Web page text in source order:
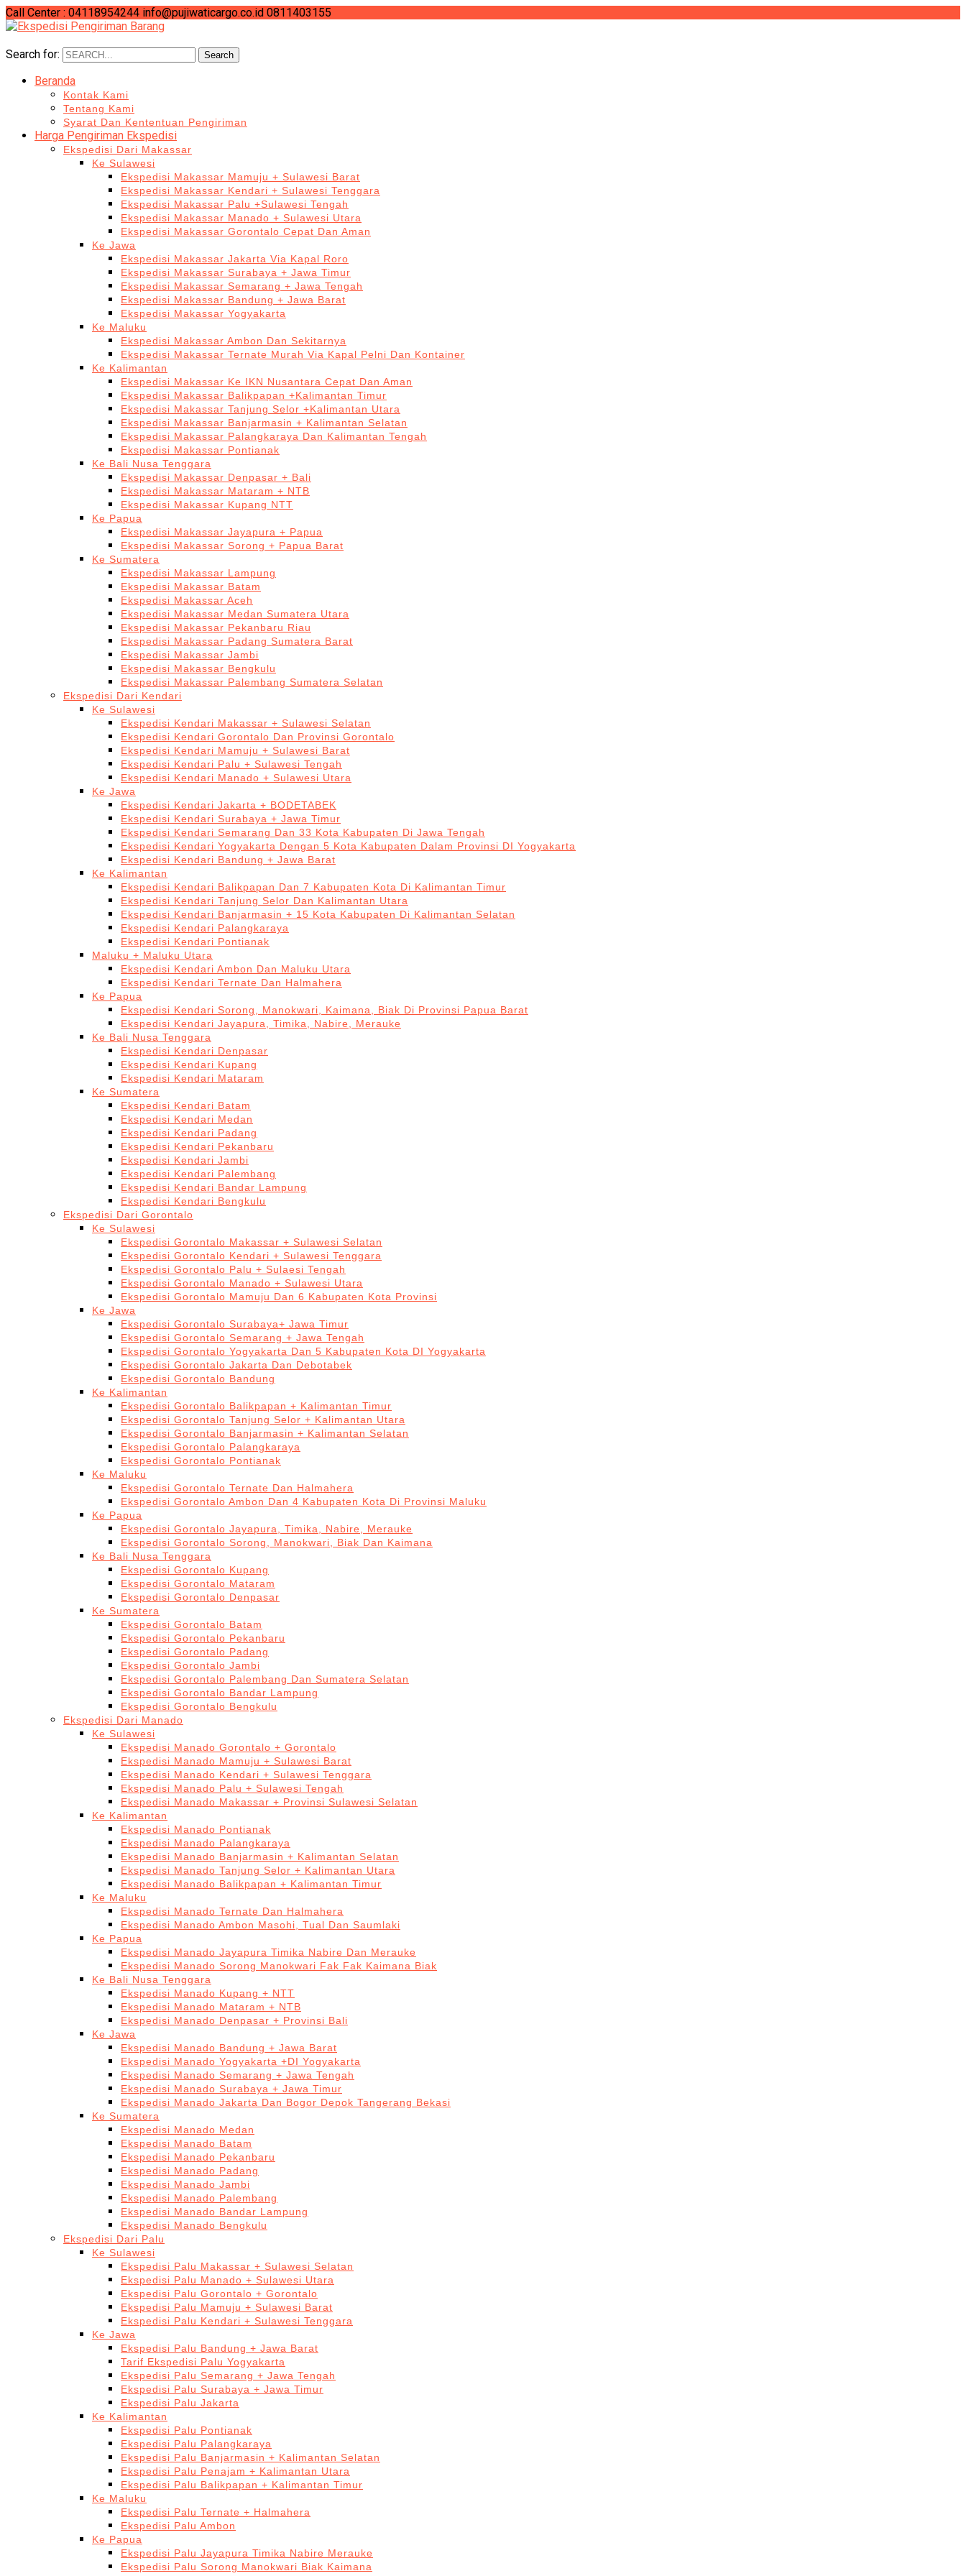
Call Center : 04118954244 info@pujiwaticargo.co.id 0811403155
Search for: Search
Beranda
Kontak Kami
Tentang Kami
Syarat Dan Kententuan Pengiriman
Harga Pengiriman Ekspedisi
Ekspedisi Dari Makassar
Ke Sulawesi
Ekspedisi Makassar Mamuju + Sulawesi Barat
Ekspedisi Makassar Kendari + Sulawesi Tenggara
Ekspedisi Makassar Palu +Sulawesi Tengah
Ekspedisi Makassar Manado + Sulawesi Utara
Ekspedisi Makassar Gorontalo Cepat Dan Aman
Ke Jawa
Ekspedisi Makassar Jakarta Via Kapal Roro
Ekspedisi Makassar Surabaya + Jawa Timur
Ekspedisi Makassar Semarang + Jawa Tengah
Ekspedisi Makassar Bandung + Jawa Barat
Ekspedisi Makassar Yogyakarta
Ke Maluku
Ekspedisi Makassar Ambon Dan Sekitarnya
Ekspedisi Makassar Ternate Murah Via Kapal Pelni Dan Kontainer
Ke Kalimantan
Ekspedisi Makassar Ke IKN Nusantara Cepat Dan Aman
Ekspedisi Makassar Balikpapan +Kalimantan Timur
Ekspedisi Makassar Tanjung Selor +Kalimantan Utara
Ekspedisi Makassar Banjarmasin + Kalimantan Selatan
Ekspedisi Makassar Palangkaraya Dan Kalimantan Tengah
Ekspedisi Makassar Pontianak
Ke Bali Nusa Tenggara
Ekspedisi Makassar Denpasar + Bali
Ekspedisi Makassar Mataram + NTB
Ekspedisi Makassar Kupang NTT
Ke Papua
Ekspedisi Makassar Jayapura + Papua
Ekspedisi Makassar Sorong + Papua Barat
Ke Sumatera
Ekspedisi Makassar Lampung
Ekspedisi Makassar Batam
Ekspedisi Makassar Aceh
Ekspedisi Makassar Medan Sumatera Utara
Ekspedisi Makassar Pekanbaru Riau
Ekspedisi Makassar Padang Sumatera Barat
Ekspedisi Makassar Jambi
Ekspedisi Makassar Bengkulu
Ekspedisi Makassar Palembang Sumatera Selatan
Ekspedisi Dari Kendari
Ke Sulawesi
Ekspedisi Kendari Makassar + Sulawesi Selatan
Ekspedisi Kendari Gorontalo Dan Provinsi Gorontalo
Ekspedisi Kendari Mamuju + Sulawesi Barat
Ekspedisi Kendari Palu + Sulawesi Tengah
Ekspedisi Kendari Manado + Sulawesi Utara
Ke Jawa
Ekspedisi Kendari Jakarta + BODETABEK
Ekspedisi Kendari Surabaya + Jawa Timur
Ekspedisi Kendari Semarang Dan 33 Kota Kabupaten Di Jawa Tengah
Ekspedisi Kendari Yogyakarta Dengan 5 Kota Kabupaten Dalam Provinsi DI Yogyakarta
Ekspedisi Kendari Bandung + Jawa Barat
Ke Kalimantan
Ekspedisi Kendari Balikpapan Dan 7 Kabupaten Kota Di Kalimantan Timur
Ekspedisi Kendari Tanjung Selor Dan Kalimantan Utara
Ekspedisi Kendari Banjarmasin + 15 Kota Kabupaten Di Kalimantan Selatan
Ekspedisi Kendari Palangkaraya
Ekspedisi Kendari Pontianak
Maluku + Maluku Utara
Ekspedisi Kendari Ambon Dan Maluku Utara
Ekspedisi Kendari Ternate Dan Halmahera
Ke Papua
Ekspedisi Kendari Sorong, Manokwari, Kaimana, Biak Di Provinsi Papua Barat
Ekspedisi Kendari Jayapura, Timika, Nabire, Merauke
Ke Bali Nusa Tenggara
Ekspedisi Kendari Denpasar
Ekspedisi Kendari Kupang
Ekspedisi Kendari Mataram
Ke Sumatera
Ekspedisi Kendari Batam
Ekspedisi Kendari Medan
Ekspedisi Kendari Padang
Ekspedisi Kendari Pekanbaru
Ekspedisi Kendari Jambi
Ekspedisi Kendari Palembang
Ekspedisi Kendari Bandar Lampung
Ekspedisi Kendari Bengkulu
Ekspedisi Dari Gorontalo
Ke Sulawesi
Ekspedisi Gorontalo Makassar + Sulawesi Selatan
Ekspedisi Gorontalo Kendari + Sulawesi Tenggara
Ekspedisi Gorontalo Palu + Sulaesi Tengah
Ekspedisi Gorontalo Manado + Sulawesi Utara
Ekspedisi Gorontalo Mamuju Dan 6 Kabupaten Kota Provinsi
Ke Jawa
Ekspedisi Gorontalo Surabaya+ Jawa Timur
Ekspedisi Gorontalo Semarang + Jawa Tengah
Ekspedisi Gorontalo Yogyakarta Dan 5 Kabupaten Kota DI Yogyakarta
Ekspedisi Gorontalo Jakarta Dan Debotabek
Ekspedisi Gorontalo Bandung
Ke Kalimantan
Ekspedisi Gorontalo Balikpapan + Kalimantan Timur
Ekspedisi Gorontalo Tanjung Selor + Kalimantan Utara
Ekspedisi Gorontalo Banjarmasin + Kalimantan Selatan
Ekspedisi Gorontalo Palangkaraya
Ekspedisi Gorontalo Pontianak
Ke Maluku
Ekspedisi Gorontalo Ternate Dan Halmahera
Ekspedisi Gorontalo Ambon Dan 4 Kabupaten Kota Di Provinsi Maluku
Ke Papua
Ekspedisi Gorontalo Jayapura, Timika, Nabire, Merauke
Ekspedisi Gorontalo Sorong, Manokwari, Biak Dan Kaimana
Ke Bali Nusa Tenggara
Ekspedisi Gorontalo Kupang
Ekspedisi Gorontalo Mataram
Ekspedisi Gorontalo Denpasar
Ke Sumatera
Ekspedisi Gorontalo Batam
Ekspedisi Gorontalo Pekanbaru
Ekspedisi Gorontalo Padang
Ekspedisi Gorontalo Jambi
Ekspedisi Gorontalo Palembang Dan Sumatera Selatan
Ekspedisi Gorontalo Bandar Lampung
Ekspedisi Gorontalo Bengkulu
Ekspedisi Dari Manado
Ke Sulawesi
Ekspedisi Manado Gorontalo + Gorontalo
Ekspedisi Manado Mamuju + Sulawesi Barat
Ekspedisi Manado Kendari + Sulawesi Tenggara
Ekspedisi Manado Palu + Sulawesi Tengah
Ekspedisi Manado Makassar + Provinsi Sulawesi Selatan
Ke Kalimantan
Ekspedisi Manado Pontianak
Ekspedisi Manado Palangkaraya
Ekspedisi Manado Banjarmasin + Kalimantan Selatan
Ekspedisi Manado Tanjung Selor + Kalimantan Utara
Ekspedisi Manado Balikpapan + Kalimantan Timur
Ke Maluku
Ekspedisi Manado Ternate Dan Halmahera
Ekspedisi Manado Ambon Masohi, Tual Dan Saumlaki
Ke Papua
Ekspedisi Manado Jayapura Timika Nabire Dan Merauke
Ekspedisi Manado Sorong Manokwari Fak Fak Kaimana Biak
Ke Bali Nusa Tenggara
Ekspedisi Manado Kupang + NTT
Ekspedisi Manado Mataram + NTB
Ekspedisi Manado Denpasar + Provinsi Bali
Ke Jawa
Ekspedisi Manado Bandung + Jawa Barat
Ekspedisi Manado Yogyakarta +DI Yogyakarta
Ekspedisi Manado Semarang + Jawa Tengah
Ekspedisi Manado Surabaya + Jawa Timur
Ekspedisi Manado Jakarta Dan Bogor Depok Tangerang Bekasi
Ke Sumatera
Ekspedisi Manado Medan
Ekspedisi Manado Batam
Ekspedisi Manado Pekanbaru
Ekspedisi Manado Padang
Ekspedisi Manado Jambi
Ekspedisi Manado Palembang
Ekspedisi Manado Bandar Lampung
Ekspedisi Manado Bengkulu
Ekspedisi Dari Palu
Ke Sulawesi
Ekspedisi Palu Makassar + Sulawesi Selatan
Ekspedisi Palu Manado + Sulawesi Utara
Ekspedisi Palu Gorontalo + Gorontalo
Ekspedisi Palu Mamuju + Sulawesi Barat
Ekspedisi Palu Kendari + Sulawesi Tenggara
Ke Jawa
Ekspedisi Palu Bandung + Jawa Barat
Tarif Ekspedisi Palu Yogyakarta
Ekspedisi Palu Semarang + Jawa Tengah
Ekspedisi Palu Surabaya + Jawa Timur
Ekspedisi Palu Jakarta
Ke Kalimantan
Ekspedisi Palu Pontianak
Ekspedisi Palu Palangkaraya
Ekspedisi Palu Banjarmasin + Kalimantan Selatan
Ekspedisi Palu Penajam + Kalimantan Utara
Ekspedisi Palu Balikpapan + Kalimantan Timur
Ke Maluku
Ekspedisi Palu Ternate + Halmahera
Ekspedisi Palu Ambon
Ke Papua
Ekspedisi Palu Jayapura Timika Nabire Merauke
Ekspedisi Palu Sorong Manokwari Biak Kaimana